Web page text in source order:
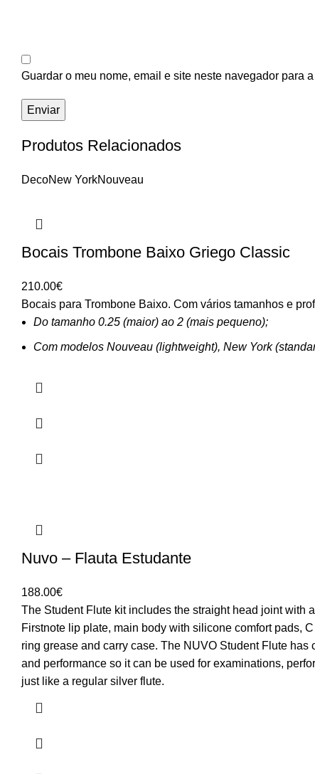
Guardar o meu nome, email e site neste navegador para
Produtos Relacionados
DecoNew YorkNouveau
Bocais Trombone Baixo Griego Classic
210.00€
Bocais para Trombone Baixo. Com vários tamanhos e
Do tamanho 0.25 (maior) ao 2 (mais pequeno);
Com modelos Nouveau (lightweight), New York
Nuvo – Flauta Estudante
188.00€
The Student Flute kit includes the straight head joint with
Firstnote lip plate, main body with silicone comfort pads,
ring grease and carry case. The NUVO Student Flute has
and performance so it can be used for examinations,
just like a regular silver flute.